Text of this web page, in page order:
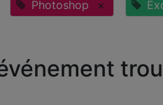
Photoshop ×